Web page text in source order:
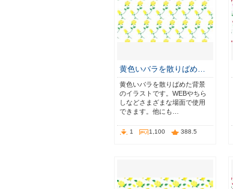
黄色いバラを散りばめ…
黄色いバラを散りばめた背景
のイラストです。WEBやちら
しなどさまざまな場面で使用
できます。他にも…
1 1,100 388.5